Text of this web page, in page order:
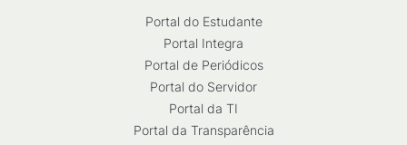
Portal do Estudante
Portal Integra
Portal de Periódicos
Portal do Servidor
Portal da TI
Portal da Transparência